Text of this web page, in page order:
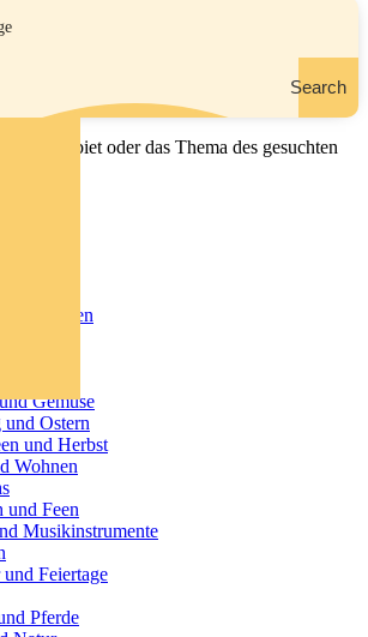
Search
das Gebiet oder das Thema des gesuchten
Kinder
und zahlen
Gemüse
Ostern
und Herbst
Wohnen
und Feen
Musikinstrumente
und Feiertage
Pferde